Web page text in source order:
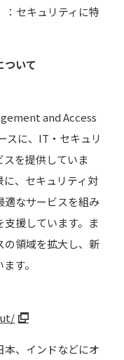
セキュリティに特
ついて
and Access
スに、IT・セキュリ
を提供していま
、セキュリティ対
適なサービスを組み
援しています。ま
の領域を拡大し、新
す。
、インドなどにオ